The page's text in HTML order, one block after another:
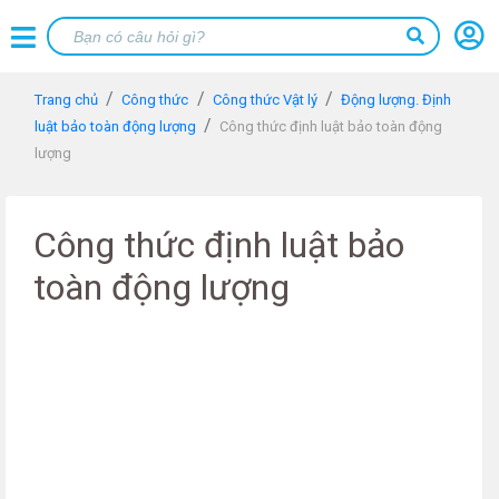
Trang chủ Công thức Công thức Vật lý
Động lượng. Định
luật bảo toàn động lượng
Công thức định luật bảo toàn động
lượng
Công thức định luật bảo
toàn động lượng